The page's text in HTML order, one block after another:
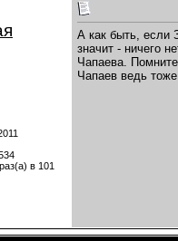
в 101
А как быть, если
значит - ничего
Чапаева.
Чапаев ведь